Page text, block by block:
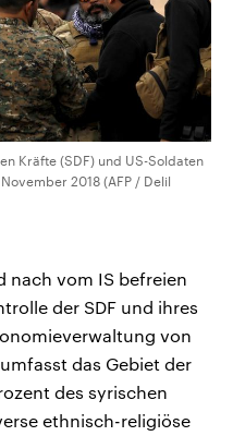
Kräfte (SDF) und US-Soldaten
2018 (AFP / Delil
nach vom IS befreien
der SDF und ihres
von
das Gebiet der
des syrischen
ethnisch-religiöse